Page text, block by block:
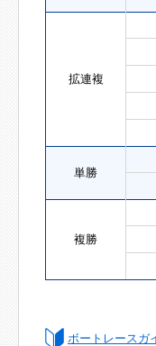
拡連複
単勝
複勝
ボートレースガ